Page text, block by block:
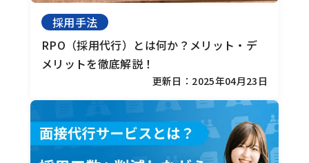
採用手法
RPO（採用代行）とは何か？ メリット・デ
メリットを徹底解説！
更新日：2025年04月23日